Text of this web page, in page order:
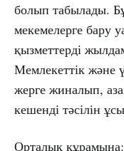
болып табылады.
мекемелерге бару
қызметтерді
Мемлекеттік және
жерге жиналып,
кешенді тәсілін
Орталық құрамына: